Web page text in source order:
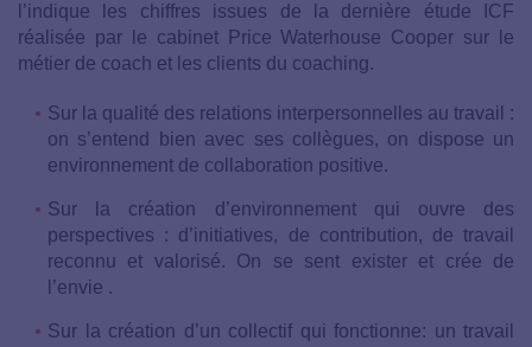
l’indique les chiffres issues de la dernière étude ICF
réalisée par le cabinet Price Waterhouse Cooper sur le
métier de coach et les clients du coaching.
Sur la qualité des relations interpersonnelles au travail :
on s’entend bien avec ses collègues, on dispose un
environnement de collaboration positive.
Sur la création d’environnement qui ouvre des
perspectives : d’initiatives, de contribution, de travail
reconnu et valorisé. On se sent exister et crée de
l’envie .
Sur la création d’un collectif qui fonctionne: un travail